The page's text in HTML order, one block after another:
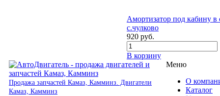
Амортизатор под кабину в
с.чулково
920 руб.
В корзину
Продажа запчастей Камаз, Камминз. Двигатели
Камаз, Камминз
Меню
О
Каталог